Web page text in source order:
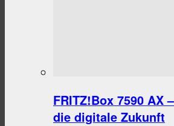
FRITZ!Box 7590 AX
die digitale Zukunft